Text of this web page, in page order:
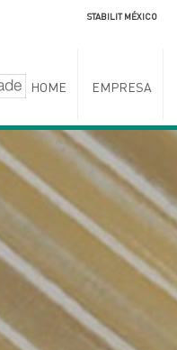
STABILIT MÉXICO
HOME EMPRESA